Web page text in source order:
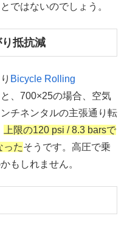
ではないのでしょう。
抵抗減
Bicycle Rolling
、700×25の場合、空気
チネンタルの主張通り転
上限の120 psi / 8.3 barsで
ったそうです。高圧で乗
もしれません。